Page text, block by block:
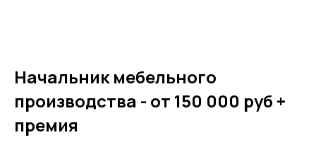
Начальник мебельного
производства - от 150 000 руб +
премия